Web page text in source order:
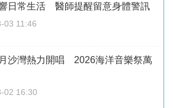
日常生活 醫師提醒留意身體警訊
03 11:46
沙灣熱力開唱 2026海洋音樂祭萬
02 16:30